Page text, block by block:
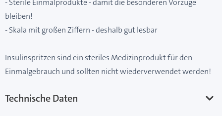
- Sterile Einmalprodukte - damit die besonderen Vorzüge
bleiben!
- Skala mit großen Ziffern - deshalb gut lesbar
Insulinspritzen sind ein steriles Medizinprodukt für den
Einmalgebrauch und sollten nicht wiederverwendet werden!
Technische Daten